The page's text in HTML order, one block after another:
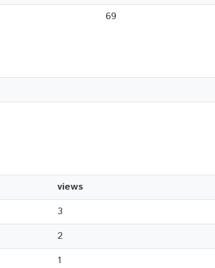
69
views
3
2
1